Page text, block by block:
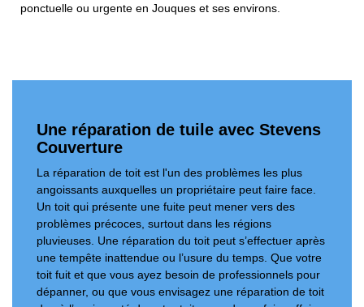
ponctuelle ou urgente en Jouques et ses environs.
Une réparation de tuile avec Stevens
Couverture
La réparation de toit est l'un des problèmes les plus
angoissants auxquelles un propriétaire peut faire face.
Un toit qui présente une fuite peut mener vers des
problèmes précoces, surtout dans les régions
pluvieuses. Une réparation du toit peut s’effectuer après
une tempête inattendue ou l’usure du temps. Que votre
toit fuit et que vous ayez besoin de professionnels pour
dépanner, ou que vous envisagez une réparation de toit